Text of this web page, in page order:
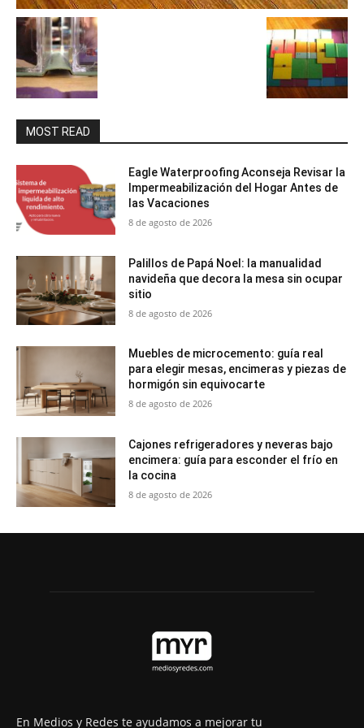
MOST READ
Eagle Waterproofing Aconseja Revisar la
Impermeabilización del Hogar Antes de
las Vacaciones
8 de agosto de 2026
Palillos de Papá Noel: la manualidad
navideña que decora la mesa sin ocupar
sitio
8 de agosto de 2026
Muebles de microcemento: guía real
para elegir mesas, encimeras y piezas de
hormigón sin equivocarte
8 de agosto de 2026
Cajones refrigeradores y neveras bajo
encimera: guía para esconder el frío en
la cocina
8 de agosto de 2026
En Medios y Redes te ayudamos a mejorar tu